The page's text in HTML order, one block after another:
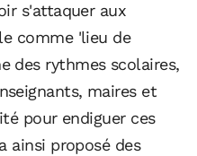
s'attaquer aux
comme 'lieu de
des rythmes scolaires,
maires et
pour endiguer ces
ainsi proposé des